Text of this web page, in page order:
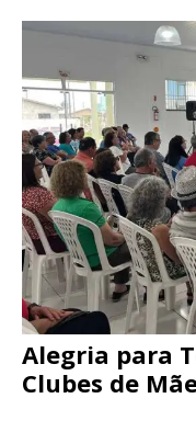
Alegria para
Clubes de